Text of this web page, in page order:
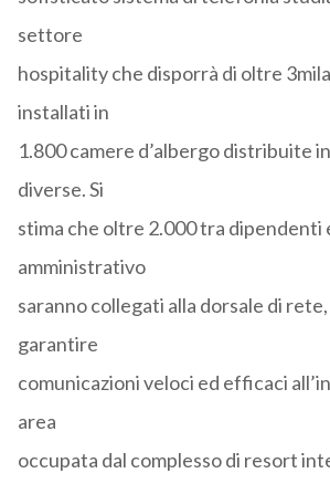
settore
hospitality che disporrà di oltre
installati in
1.800 camere d’albergo distribuite
diverse. Si
stima che oltre 2.000 tra dipendenti
amministrativo
saranno collegati alla dorsale di rete,
garantire
comunicazioni veloci ed efficaci
area
occupata dal complesso di resort